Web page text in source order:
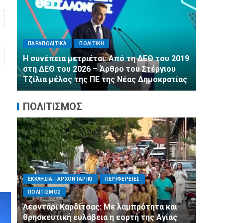
ΠΑΡΑΠΟΛΙΤΙΚΑ ΠΟΛΙΤΙΚΗ
Η συνέπεια μετριέται: Από τη ΔΕΘ του 2019
στη ΔΕΘ του 2026 – Άρθρο του Στέργιου
Τζίλια μέλος της ΠΕ της Νέας Δημοκρατίας
ΠΟΛΙΤΙΣΜΟΣ
ΕΚΚΛΗΣΙΑ - ΑΡΧΟΝΤΑΡΙΚΙ ΠΕΡΙΦΕΡΕΙΕΣ
ΠΟΛΙΤΙΣΜΟΣ
Λεοντάρι Καρδίτσας: Με λαμπρότητα και
θρησκευτική ευλάβεια η εορτή της Αγίας